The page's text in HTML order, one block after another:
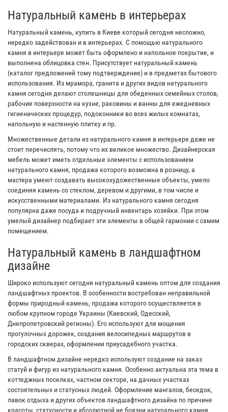
Натуральный камень в интерьерах
Натуральный камень, купить в Киеве который сегодня несложно,
нередко задействован и в интерьерах. С помощью натурального
камня в интерьере может быть оформлено и напольное покрытие, и
выполнена облицовка стен. Присутствует натуральный камень
(каталог предложений тому подтверждение) и в предметах бытового
использования. Из мрамора, гранита и других видов натурального
камня сегодня делают столешницы для обеденных семейных столов,
рабочие поверхности на кухне, раковины и ванны для ежедневных
гигиенических процедур, подоконники во всех жилых комнатах,
напольную и настенную плитку и пр.
Множественные детали из натурального камня в интерьере даже не
стоит перечислять, потому что их великое множество. Дизайнерская
мебель может иметь отдельные элементы с использованием
натурального камня, продажа которого возможна в розницу, а
мастера умеют создавать высокохудожественные объекты, умело
соединяя камень со стеклом, деревом и другими, в том числе и
искусственными материалами. Из натурального камня сегодня
популярна даже посуда и подручный инвентарь хозяйки. При этом
умелый дизайнер подбирает эти элементы в общей гармонии с самим
помещением.
Натуральный камень в ландшафтном
дизайне
Широко используют сегодня натуральный камень оптом для создания
ландшафтных проектов. В особенности востребован неправильной
формы природный камень, продажа которого осуществляется в
любом крупном городе Украины (Киевский, Одесский,
Днепропетровский регионы). Его используют для мощения
прогулочных дорожек, создания велосипедных маршрутов в
городских скверах, оформлении приусадебного участка.
В ландшафтном дизайне нередко используют создание на заказ
статуй и фигур из натурального камня. Особенно актуальна эта тема в
коттеджных поселках, частном секторе, на дачных участках
состоятельных и статусных людей. Оформление мангалов, беседок,
лавок отдыха и других объектов ландшафтного дизайна по причине
красоты, статусности и абсолютной не боязни натурального камня